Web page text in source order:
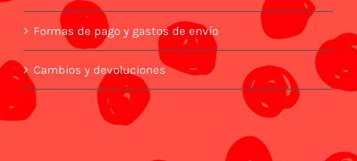
Formas de pago y gastos de envío
Cambios y devoluciones